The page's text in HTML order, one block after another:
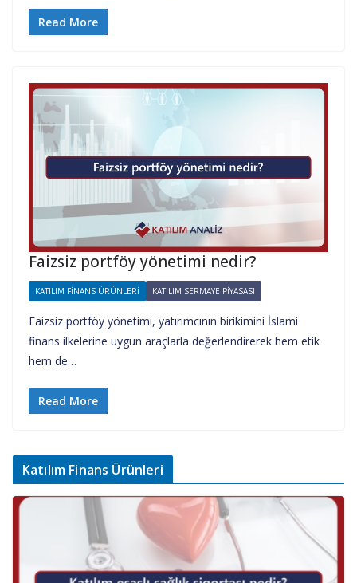
Read More
Faizsiz portföy yönetimi nedir?
KATILIM FINANS ÜRÜNLERI KATILIM SERMAYE PIYASASI
Faizsiz portföy yönetimi, yatırımcının birikimini İslami
finans ilkelerine uygun araçlarla değerlendirerek hem etik
hem de…
Read More
Katılım Finans Ürünleri